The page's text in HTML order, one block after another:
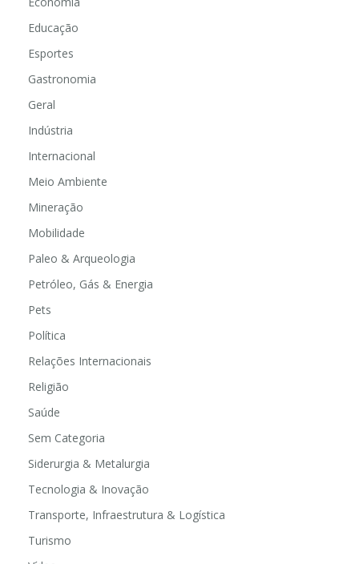
Educação
Esportes
Gastronomia
Geral
Indústria
Internacional
Meio Ambiente
Mineração
Mobilidade
Paleo & Arqueologia
Petróleo, Gás & Energia
Pets
Política
Relações Internacionais
Religião
Saúde
Sem Categoria
Siderurgia & Metalurgia
Tecnologia & Inovação
Transporte, Infraestrutura & Logística
Turismo